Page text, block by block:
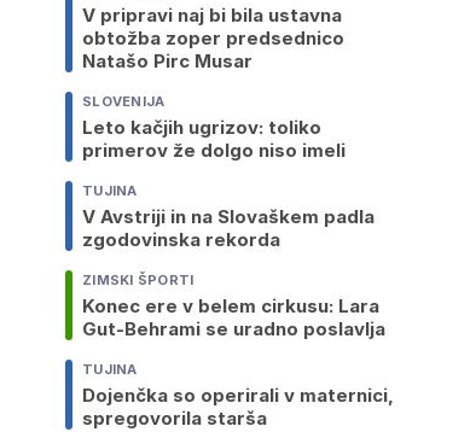
V pripravi naj bi bila ustavna
obtožba zoper predsednico
Natašo Pirc Musar
SLOVENIJA
Leto kačjih ugrizov: toliko
primerov že dolgo niso imeli
TUJINA
V Avstriji in na Slovaškem padla
zgodovinska rekorda
ZIMSKI ŠPORTI
Konec ere v belem cirkusu: Lara
Gut-Behrami se uradno poslavlja
TUJINA
Dojenčka so operirali v maternici,
spregovorila starša